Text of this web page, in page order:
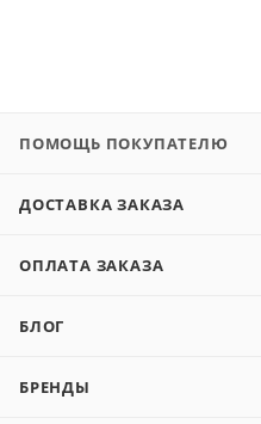
ПОМОЩЬ ПОКУПАТЕЛЮ
ДОСТАВКА ЗАКАЗА
ОПЛАТА ЗАКАЗА
БЛОГ
БРЕНДЫ